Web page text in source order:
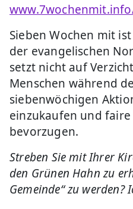
Sieben Wochen mit
der evangelischen
setzt nicht auf
Menschen während
siebenwöchigen
einzukaufen und
bevorzugen.
Streben Sie mit Ihrer
den Grünen Hahn zu
Gemeinde“ zu werden?